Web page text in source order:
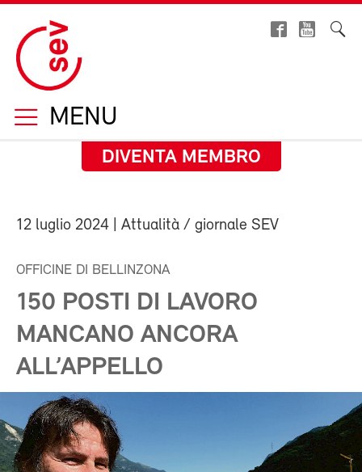
MENU
DIVENTA MEMBRO
12 luglio 2024 | Attualità / giornale SEV
OFFICINE DI BELLINZONA
150 POSTI DI LAVORO
MANCANO ANCORA
ALL’APPELLO